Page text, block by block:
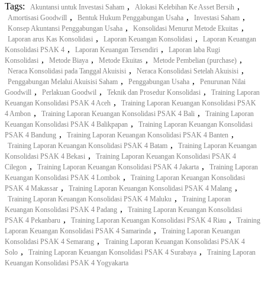
Tags: Akuntansi untuk Investasi Saham , Alokasi Kelebihan Ke Asset Bersih ,
Amortisasi Goodwill , Bentuk Hukum Penggabungan Usaha , Investasi Saham ,
Konsep Akuntansi Penggabungan Usaha , Konsolidasi Menurut Metode Ekuitas ,
Laporan arus Kas Konsolidasi , Laporan Keuangan Konsolidasi ,
Laporan Keuangan
Konsolidasi PSAK 4 , Laporan Keuangan Tersendiri ,
Laporan laba Rugi
Konsolidasi , Metode Biaya , Metode Ekuitas , Metode Pembelian (purchase) ,
Neraca Konsolidasi pada Tanggal Akuisisi , Neraca Konsolidasi Setelah Akuisisi ,
Penggabungan Melalui Akuisisi Saham , Penggabungan Usaha ,
Penurunan Nilai
Goodwill , Perlakuan Goodwil , Teknik dan Prosedur Konsolidasi ,
Training Laporan
Keuangan Konsolidasi PSAK 4 Aceh ,
Training Laporan Keuangan Konsolidasi PSAK
4 Ambon , Training Laporan Keuangan Konsolidasi PSAK 4 Bali ,
Training Laporan
Keuangan Konsolidasi PSAK 4 Balikpapan ,
Training Laporan Keuangan Konsolidasi
PSAK 4 Bandung , Training Laporan Keuangan Konsolidasi PSAK 4 Banten ,
Training Laporan Keuangan Konsolidasi PSAK 4 Batam ,
Training Laporan Keuangan
Konsolidasi PSAK 4 Bekasi ,
Training Laporan Keuangan Konsolidasi PSAK 4
Cilegon , Training Laporan Keuangan Konsolidasi PSAK 4 Jakarta ,
Training Laporan
Keuangan Konsolidasi PSAK 4 Lombok ,
Training Laporan Keuangan Konsolidasi
PSAK 4 Makassar , Training Laporan Keuangan Konsolidasi PSAK 4 Malang ,
Training Laporan Keuangan Konsolidasi PSAK 4 Maluku ,
Training Laporan
Keuangan Konsolidasi PSAK 4 Padang ,
Training Laporan Keuangan Konsolidasi
PSAK 4 Pekanbaru , Training Laporan Keuangan Konsolidasi PSAK 4 Riau ,
Training
Laporan Keuangan Konsolidasi PSAK 4 Samarinda ,
Training Laporan Keuangan
Konsolidasi PSAK 4 Semarang ,
Training Laporan Keuangan Konsolidasi PSAK 4
Solo , Training Laporan Keuangan Konsolidasi PSAK 4 Surabaya ,
Training Laporan
Keuangan Konsolidasi PSAK 4 Yogyakarta